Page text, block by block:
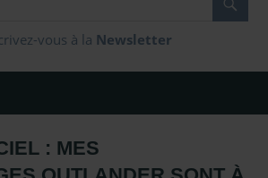
vous à la Newsletter
: MES